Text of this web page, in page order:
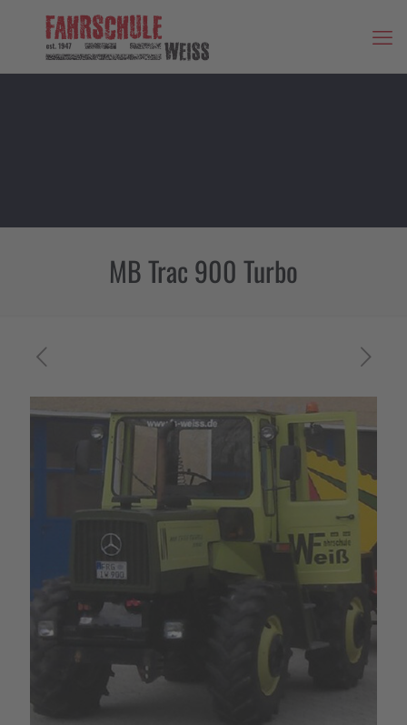
MB Trac 900 Turbo